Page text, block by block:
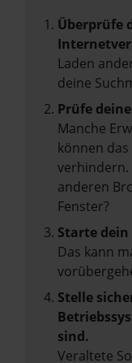
Überprüfe
Laden
deine
Prüfe
Manche
können
verhindern.
anderen
Fenster?
Starte
Das kann
Stelle
sind.
Veraltete